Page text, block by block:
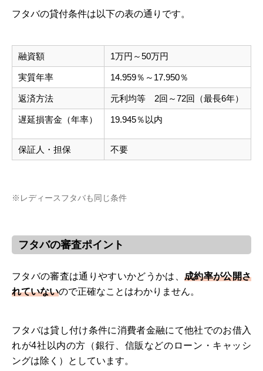
フタバの貸付条件は以下の表の通りです。
融資額 1万円～50万円
実質年率 14.959％～17.950％
返済方法 元利均等 2回～72回（最長6年）
遅延損害金（年率） 19.945％以内
保証人・担保 不要
※レディースフタバも同じ条件
フタバの審査ポイント
フタバの審査は通りやすいかどうかは、 成約率が公開さ
れていないので正確なことはわかりません。
フタバは貸し付け条件に消費者金融にて他社でのお借入
れが4社以内の方（銀行、信販などのローン・キャッシ
ングは除く）としています。